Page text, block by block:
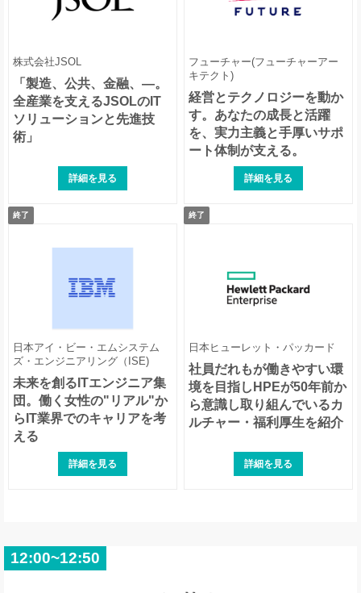
デロイト トーマツ サイバー
株式会社JSOL
「製造、公共、金融、—。
全産業を支えるJSOLのIT
ソリューションと先進技
術」
詳細を見る
フューチャー(フューチャーアー
キテクト)
経営とテクノロジーを動か
す。あなたの成長と活躍
を、実力主義と手厚いサポ
ート体制が支える。
詳細を見る
終了
日本アイ・ビー・エムシステム
ズ・エンジニアリング（ISE)
未来を創るITエンジニア集
団。働く女性の"リアル"か
らIT業界でのキャリアを考
える
詳細を見る
終了
日本ヒューレット・パッカード
社員だれもが働きやすい環
境を目指しHPEが50年前か
ら意識し取り組んでいるカ
ルチャー・福利厚生を紹介
詳細を見る
12:00~12:50